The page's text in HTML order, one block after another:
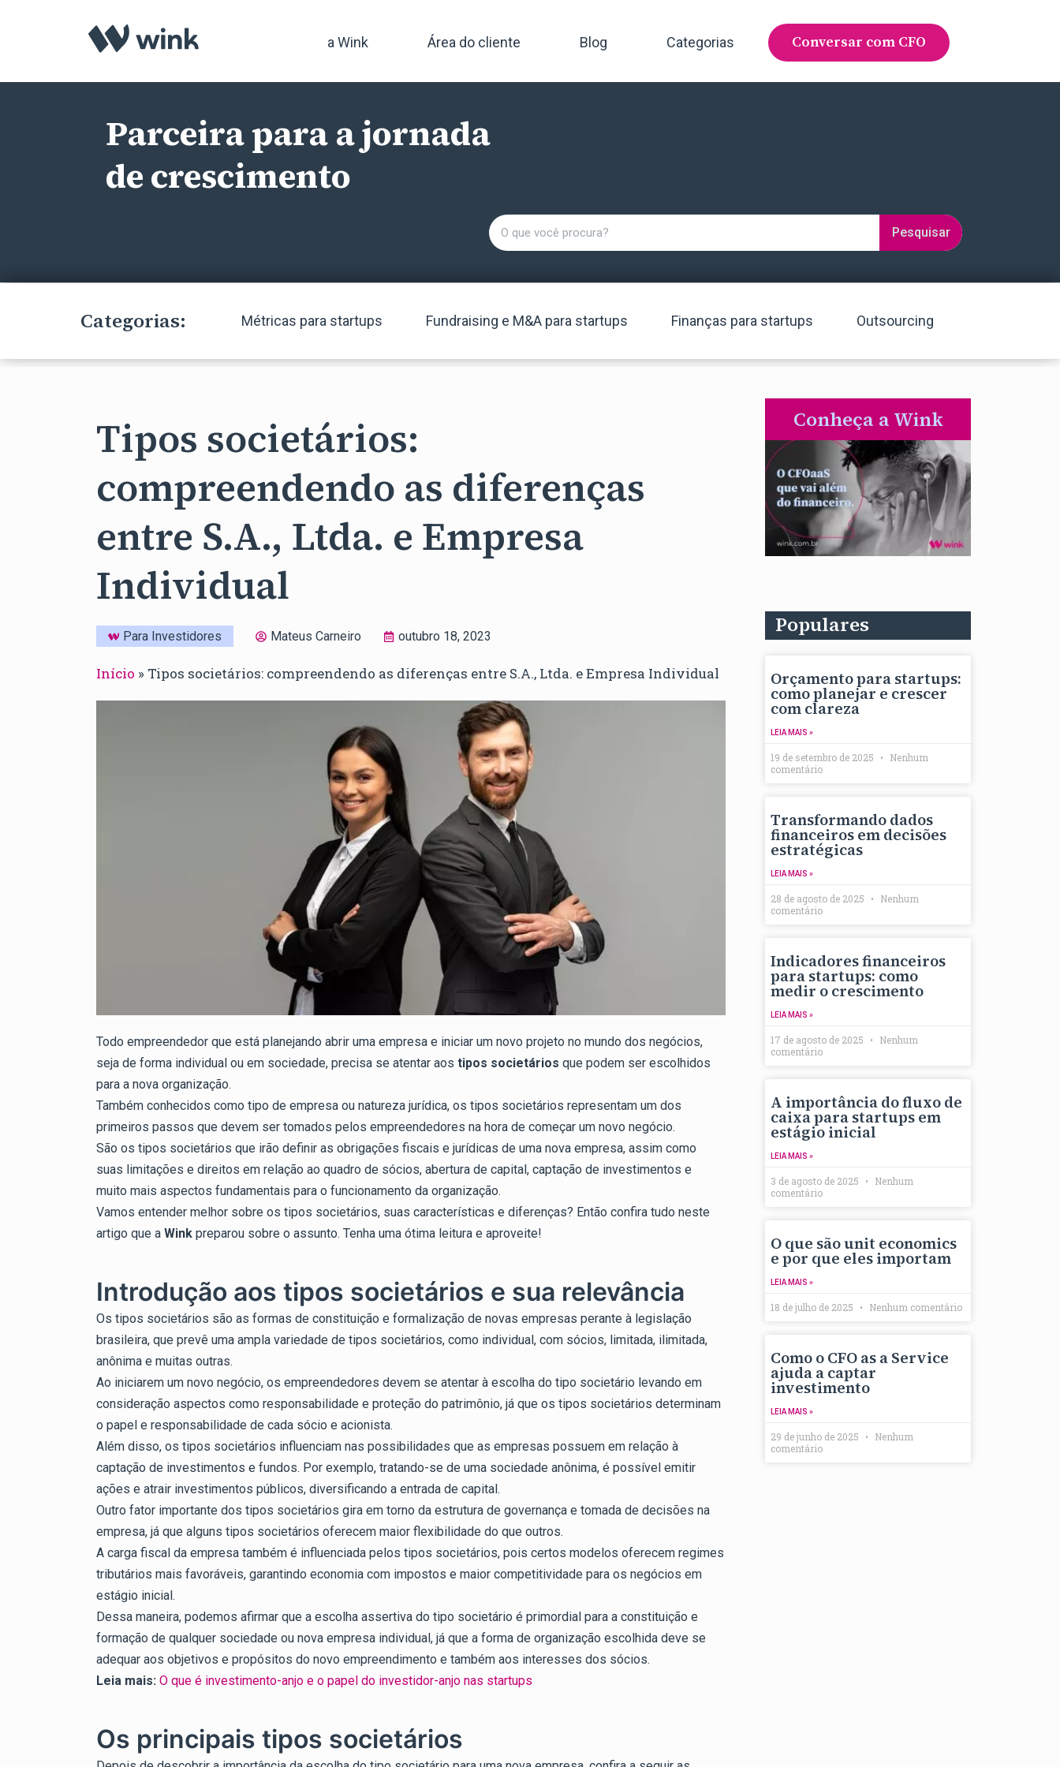
a Wink Área do cliente Blog Categorias Conversar com CFO
Parceira para a jornada
de crescimento
Pesquisar
Categorias: Métricas para startups Fundraising e M&A para startups Finanças para startups Outsourcing
Tipos societários:
compreendendo as diferenças
entre S.A., Ltda. e Empresa
Individual
Para Investidores Mateus Carneiro outubro 18, 2023
Início » Tipos societários: compreendendo as diferenças entre S.A., Ltda. e Empresa Individual
Todo empreendedor que está planejando abrir uma empresa e iniciar um novo projeto no mundo dos negócios,
seja de forma individual ou em sociedade, precisa se atentar aos tipos societários que podem ser escolhidos
para a nova organização.
Também conhecidos como tipo de empresa ou natureza jurídica, os tipos societários representam um dos
primeiros passos que devem ser tomados pelos empreendedores na hora de começar um novo negócio.
São os tipos societários que irão definir as obrigações fiscais e jurídicas de uma nova empresa, assim como
suas limitações e direitos em relação ao quadro de sócios, abertura de capital, captação de investimentos e
muito mais aspectos fundamentais para o funcionamento da organização.
Vamos entender melhor sobre os tipos societários, suas características e diferenças? Então confira tudo neste
artigo que a Wink preparou sobre o assunto. Tenha uma ótima leitura e aproveite!
Introdução aos tipos societários e sua relevância
Os tipos societários são as formas de constituição e formalização de novas empresas perante à legislação
brasileira, que prevê uma ampla variedade de tipos societários, como individual, com sócios, limitada, ilimitada,
anônima e muitas outras.
Ao iniciarem um novo negócio, os empreendedores devem se atentar à escolha do tipo societário levando em
consideração aspectos como responsabilidade e proteção do patrimônio, já que os tipos societários determinam
o papel e responsabilidade de cada sócio e acionista.
Além disso, os tipos societários influenciam nas possibilidades que as empresas possuem em relação à
captação de investimentos e fundos. Por exemplo, tratando-se de uma sociedade anônima, é possível emitir
ações e atrair investimentos públicos, diversificando a entrada de capital.
Outro fator importante dos tipos societários gira em torno da estrutura de governança e tomada de decisões na
empresa, já que alguns tipos societários oferecem maior flexibilidade do que outros.
A carga fiscal da empresa também é influenciada pelos tipos societários, pois certos modelos oferecem regimes
tributários mais favoráveis, garantindo economia com impostos e maior competitividade para os negócios em
estágio inicial.
Dessa maneira, podemos afirmar que a escolha assertiva do tipo societário é primordial para a constituição e
formação de qualquer sociedade ou nova empresa individual, já que a forma de organização escolhida deve se
adequar aos objetivos e propósitos do novo empreendimento e também aos interesses dos sócios.
Leia mais: O que é investimento-anjo e o papel do investidor-anjo nas startups
Os principais tipos societários
Conheça a Wink
Populares
Orçamento para startups:
como planejar e crescer
com clareza
LEIA MAIS »
19 de setembro de 2025
Nenhum
comentário
Transformando dados
financeiros em decisões
estratégicas
LEIA MAIS »
28 de agosto de 2025
Nenhum
comentário
Indicadores financeiros
para startups: como
medir o crescimento
LEIA MAIS »
17 de agosto de 2025
Nenhum
comentário
A importância do fluxo de
caixa para startups em
estágio inicial
LEIA MAIS »
3 de agosto de 2025
Nenhum
comentário
O que são unit economics
e por que eles importam
LEIA MAIS »
18 de julho de 2025 Nenhum comentário
Como o CFO as a Service
ajuda a captar
investimento
LEIA MAIS »
29 de junho de 2025
Nenhum
comentário